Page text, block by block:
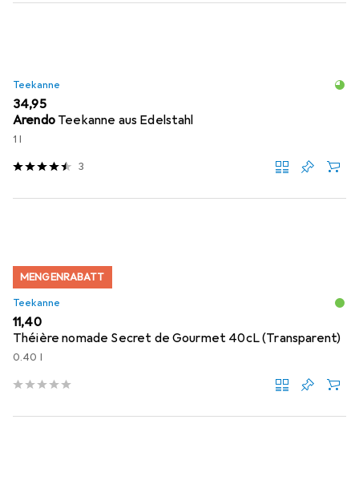
Teekanne
EUR
34,95
Arendo Teekanne aus Edelstahl
1 l
3
MENGENRABATT
Teekanne
EUR
11,40
Théière nomade Secret de Gourmet 40cL (Transparent)
0.40 l